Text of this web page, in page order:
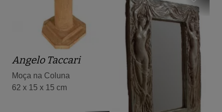
Angelo Taccari
Moça na Coluna
62 x 15 x 15 cm